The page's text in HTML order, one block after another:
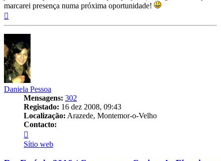
marcarei presença numa próxima oportunidade!
Daniela Pessoa
Mensagens: 302
Registado: 16 dez 2008, 09:43
Localização: Arazede, Montemor-o-Velho
Contacto:
Daniela
Pessoa
Sítio web